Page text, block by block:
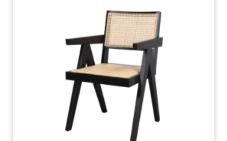
SILLA PIERRE BLACK